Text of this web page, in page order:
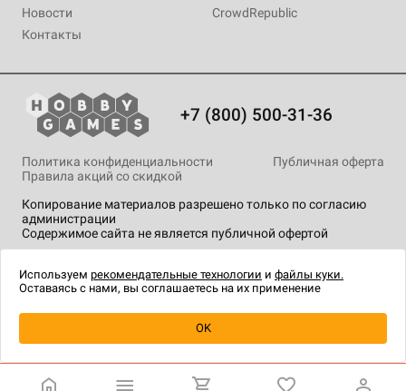
Уведомить о наличии
Новости
Контакты
CrowdRepublic
+7 (800) 500-31-36
Копирование материалов разрешено только по согласию
администрации
Содержимое сайта не является публичной офертой
Политика конфиденциальности
Публичная оферта
Правила акций со скидкой
технологии.
Используем рекомендательные технологии и файлы куки.
Оставаясь с нами, вы соглашаетесь на их применение
OK